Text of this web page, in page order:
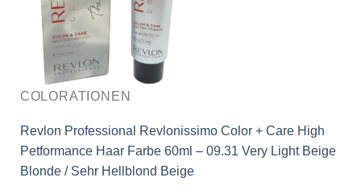
COLORATIONEN
Revlon Professional Revlonissimo Color + Care High
Petformance Haar Farbe 60ml – 09.31 Very Light Beige
Blonde / Sehr Hellblond Beige